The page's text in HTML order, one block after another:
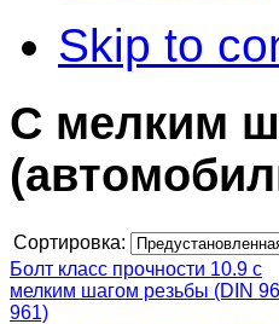
Skip to
C мелким
Сортировка:
Болт класс прочности 10.9 с
мелким шагом резьбы (DIN
961)